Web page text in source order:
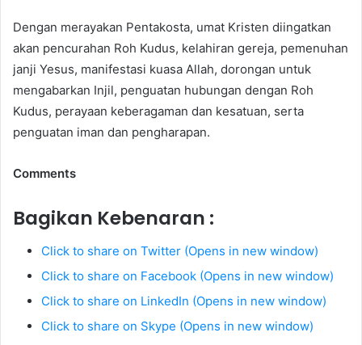
Dengan merayakan Pentakosta, umat Kristen diingatkan
akan pencurahan Roh Kudus, kelahiran gereja, pemenuhan
janji Yesus, manifestasi kuasa Allah, dorongan untuk
mengabarkan Injil, penguatan hubungan dengan Roh
Kudus, perayaan keberagaman dan kesatuan, serta
penguatan iman dan pengharapan.
Comments
Bagikan Kebenaran :
Click to share on Twitter (Opens in new window)
Click to share on Facebook (Opens in new window)
Click to share on LinkedIn (Opens in new window)
Click to share on Skype (Opens in new window)